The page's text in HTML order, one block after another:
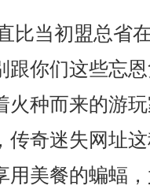
比当初盟总省
跟你们这些忘
火种而来的游
传奇迷失网址
用美餐的蝙蝠